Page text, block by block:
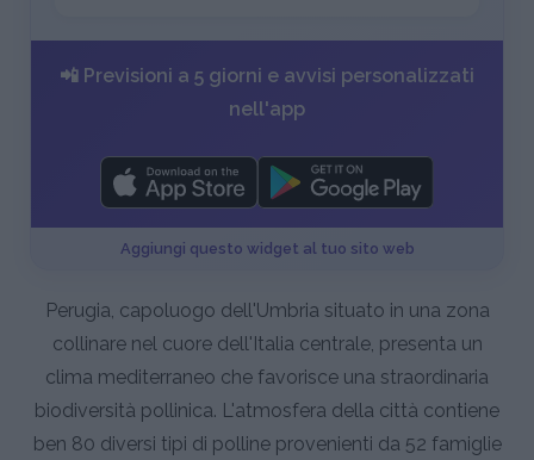
📲 Previsioni a 5 giorni e avvisi personalizzati
nell'app
Aggiungi questo widget al tuo sito web
Perugia, capoluogo dell'Umbria situato in una zona
collinare nel cuore dell'Italia centrale, presenta un
clima mediterraneo che favorisce una straordinaria
biodiversità pollinica. L'atmosfera della città contiene
ben 80 diversi tipi di polline provenienti da 52 famiglie